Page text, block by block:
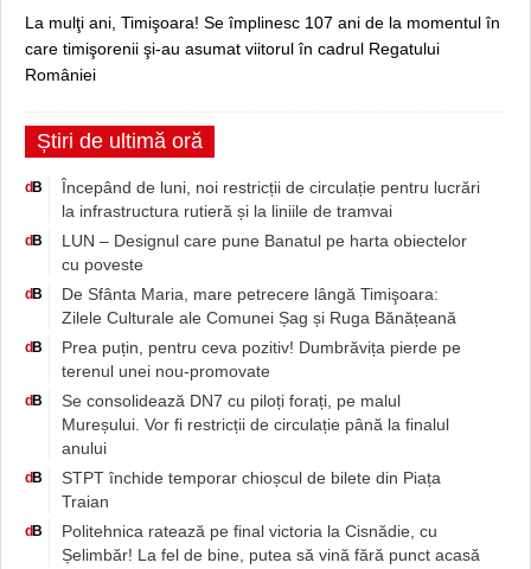
La mulţi ani, Timişoara! Se împlinesc 107 ani de la momentul în
care timişorenii şi-au asumat viitorul în cadrul Regatului
României
Știri de ultimă oră
d B
Începând de luni, noi restricții de circulație pentru lucrări
la infrastructura rutieră și la liniile de tramvai
d B
LUN – Designul care pune Banatul pe harta obiectelor
cu poveste
d B
De Sfânta Maria, mare petrecere lângă Timişoara:
Zilele Culturale ale Comunei Șag și Ruga Bănățeană
d B
Prea puțin, pentru ceva pozitiv! Dumbrăvița pierde pe
terenul unei nou-promovate
d B
Se consolidează DN7 cu piloți forați, pe malul
Mureșului. Vor fi restricții de circulație până la finalul
anului
d B
STPT închide temporar chioșcul de bilete din Piața
Traian
d B
Politehnica ratează pe final victoria la Cisnădie, cu
Șelimbăr! La fel de bine, putea să vină fără punct acasă